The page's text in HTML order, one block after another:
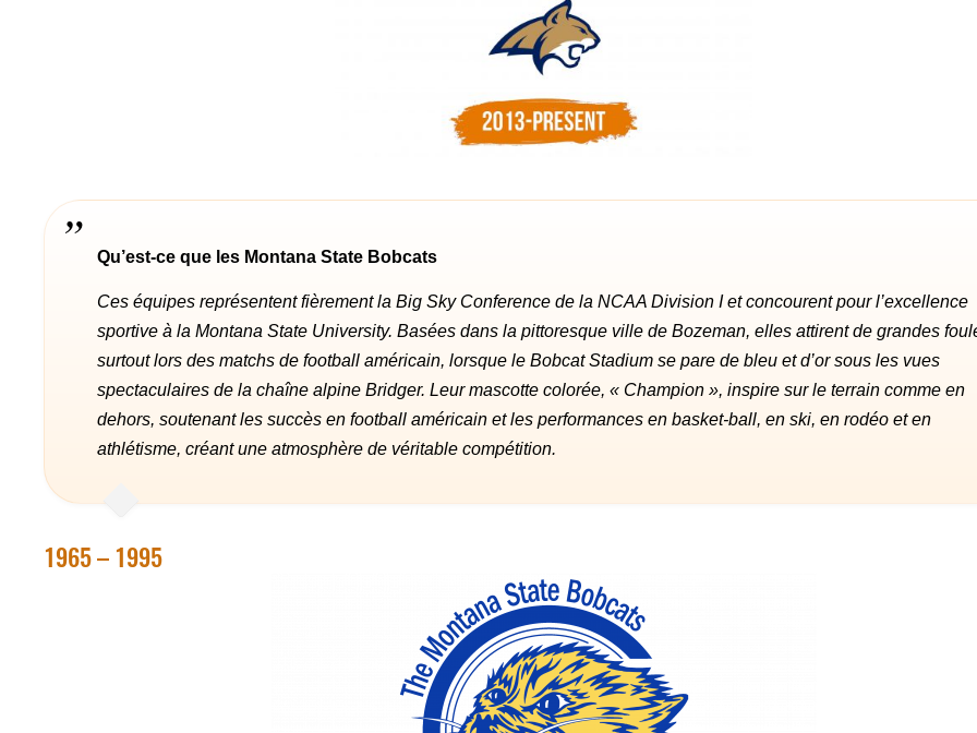
Qu’est-ce que les Montana State Bobcats
Ces équipes représentent fièrement la Big Sky Conference de la NCAA Division I et concourent pour l’excellence
sportive à la Montana State University. Basées dans la pittoresque ville de Bozeman, elles attirent de grandes
surtout lors des matchs de football américain, lorsque le Bobcat Stadium se pare de bleu et d’or sous les vues
spectaculaires de la chaîne alpine Bridger. Leur mascotte colorée, « Champion », inspire sur le terrain comme en
dehors, soutenant les succès en football américain et les performances en basket-ball, en ski, en rodéo et en
athlétisme, créant une atmosphère de véritable compétition.
1965 – 1995